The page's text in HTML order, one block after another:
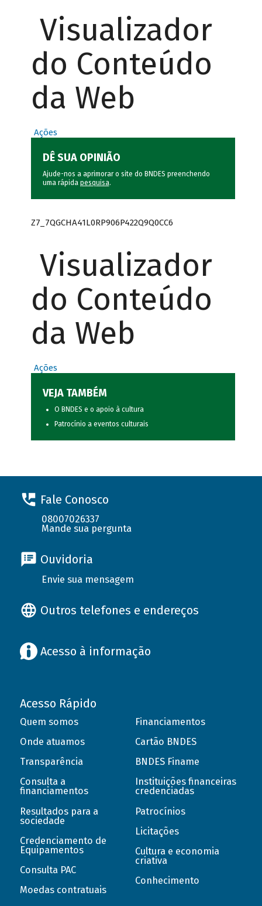
Visualizador
do Conteúdo
da Web
Ações
DÊ SUA OPINIÃO
Ajude-nos a aprimorar o site do BNDES preenchendo
uma rápida pesquisa.
Z7_7QGCHA41L0RP906P422Q9Q0CC6
Visualizador
do Conteúdo
da Web
Ações
VEJA TAMBÉM
O BNDES e o apoio à cultura
Patrocínio a eventos culturais
Fale Conosco
08007026337
Mande sua pergunta
Ouvidoria
Envie sua mensagem
Outros telefones e endereços
Acesso à informação
Acesso Rápido
Quem somos
Onde atuamos
Transparência
Consulta a
financiamentos
Resultados para a
sociedade
Credenciamento de
Equipamentos
Consulta PAC
Moedas contratuais
Financiamentos
Cartão BNDES
BNDES Finame
Instituições financeiras
credenciadas
Patrocínios
Licitações
Cultura e economia
criativa
Conhecimento